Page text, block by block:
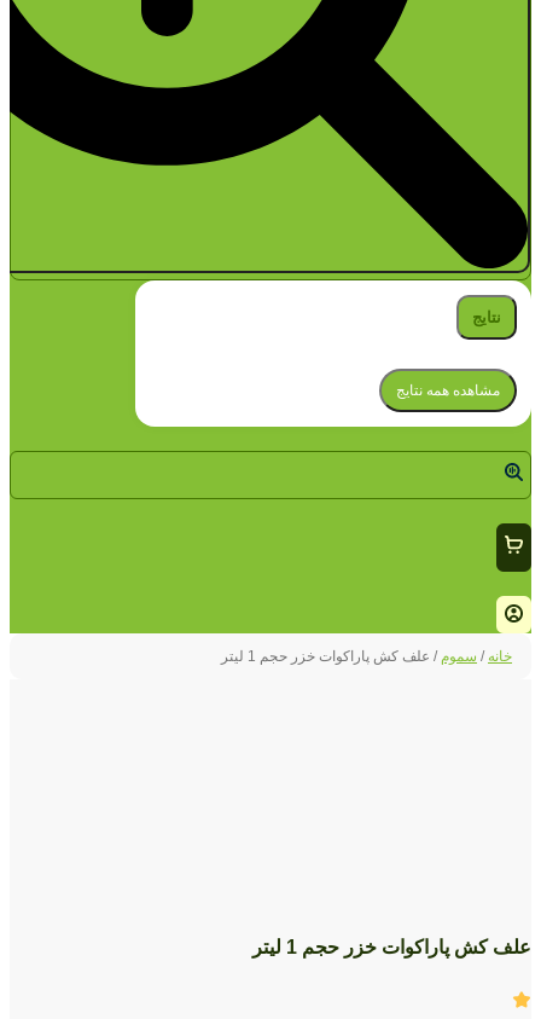
نتایج
مشاهده همه نتایج
خانه / سموم / علف کش پاراکوات خزر حجم 1 لیتر
علف کش پاراکوات خزر حجم 1 لیتر